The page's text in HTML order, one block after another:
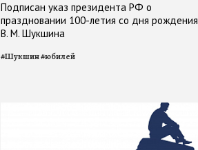
Подписан указ президента РФ о
праздновании 100-летия со дня рождения
В. М. Шукшина
#Шукшин#юбилей